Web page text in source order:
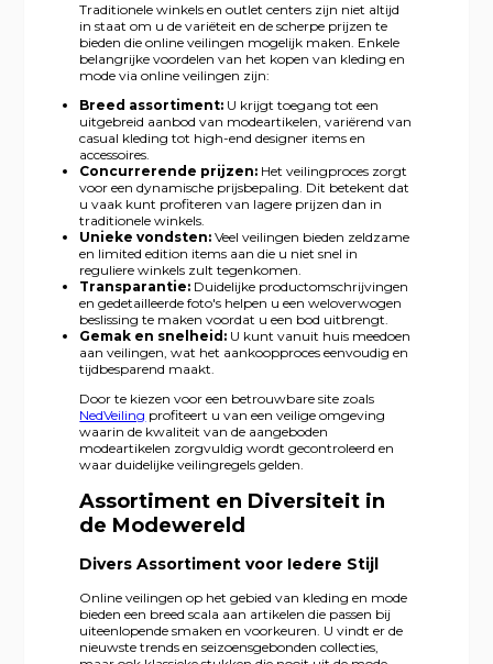
Traditionele winkels en outlet centers zijn niet altijd
in staat om u de variëteit en de scherpe prijzen te
bieden die online veilingen mogelijk maken. Enkele
belangrijke voordelen van het kopen van kleding en
mode via online veilingen zijn:
Breed assortiment: U krijgt toegang tot een
uitgebreid aanbod van modeartikelen, variërend van
casual kleding tot high-end designer items en
accessoires.
Concurrerende prijzen: Het veilingproces zorgt
voor een dynamische prijsbepaling. Dit betekent dat
u vaak kunt profiteren van lagere prijzen dan in
traditionele winkels.
Unieke vondsten: Veel veilingen bieden zeldzame
en limited edition items aan die u niet snel in
reguliere winkels zult tegenkomen.
Transparantie: Duidelijke productomschrijvingen
en gedetailleerde foto's helpen u een weloverwogen
beslissing te maken voordat u een bod uitbrengt.
Gemak en snelheid: U kunt vanuit huis meedoen
aan veilingen, wat het aankoopproces eenvoudig en
tijdbesparend maakt.
Door te kiezen voor een betrouwbare site zoals
NedVeiling profiteert u van een veilige omgeving
waarin de kwaliteit van de aangeboden
modeartikelen zorgvuldig wordt gecontroleerd en
waar duidelijke veilingregels gelden.
Assortiment en Diversiteit in
de Modewereld
Divers Assortiment voor Iedere Stijl
Online veilingen op het gebied van kleding en mode
bieden een breed scala aan artikelen die passen bij
uiteenlopende smaken en voorkeuren. U vindt er de
nieuwste trends en seizoensgebonden collecties,